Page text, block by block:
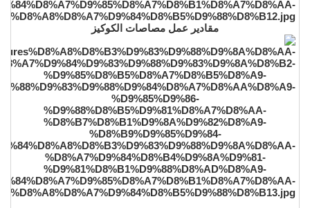
مقادير عمل مصاصات الكوكيز